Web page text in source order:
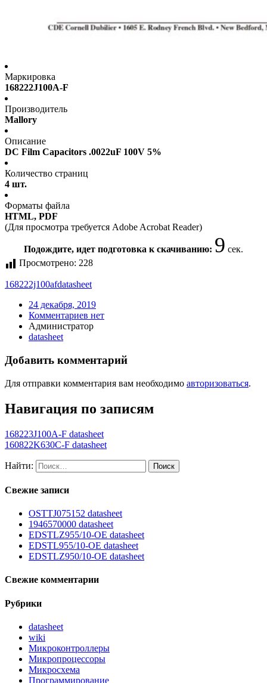
Маркировка
168222J100A-F
Производитель
Mallory
Описание
DC Film Capacitors .0022uF 100V 5%
Количество страниц
4 шт.
Форматы файла
HTML, PDF
(Для просмотра требуется Adobe Acrobat Reader)
Подождите, идет подготовка к скачиванию: 9 сек.
Просмотрено: 228
168222j100afdatasheet
24 декабря, 2019
Комментариев нет
Администратор
datasheet
Добавить комментарий
Для отправки комментария вам необходимо авторизоваться.
Навигация по записям
168223J100A-F datasheet
160822K630C-F datasheet
Найти:
Свежие записи
OSTTJ075152 datasheet
1946570000 datasheet
EDSTLZ955/10-OE datasheet
EDSTL955/10-OE datasheet
EDSTLZ950/10-OE datasheet
Свежие комментарии
Рубрики
datasheet
wiki
Микроконтроллеры
Микропроцессоры
Микросхема
Программирование